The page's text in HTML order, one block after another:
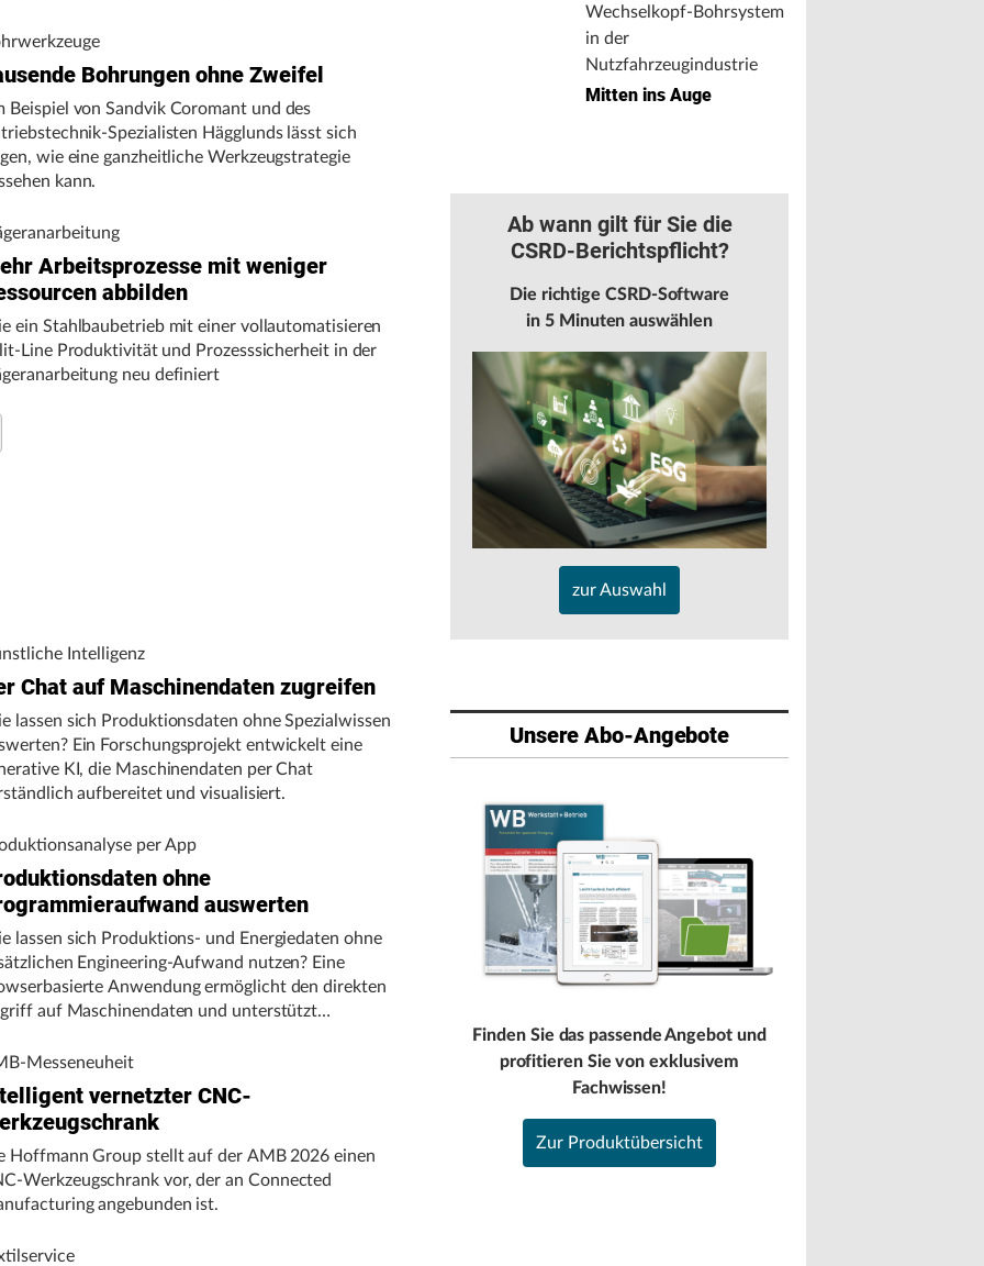
Bohrungen ohne Zweifel
Beispiel von Sandvik Coromant und des
Spezialisten Hägglunds lässt sich
wie eine ganzheitliche Werkzeugstrategie
kann.
Arbeitsprozesse mit weniger
abbilden
ein Stahlbaubetrieb mit einer vollautomatisieren
Line Produktivität und Prozesssicherheit in der
neu definiert
Intelligenz
Chat auf Maschinendaten zugreifen
lassen sich Produktionsdaten ohne Spezialwissen
Ein Forschungsprojekt entwickelt eine
KI, die Maschinendaten per Chat
aufbereitet und visualisiert.
per App
ohne
auswerten
lassen sich Produktions- und Energiedaten ohne
Engineering-Aufwand nutzen? Eine
Anwendung ermöglicht den direkten
auf Maschinendaten und unterstützt
Stillständen und Energieverbrauch.
Messeneuheit
vernetzter CNC-
Hoffmann Group stellt auf der AMB 2026 einen
Werkzeugschrank vor, der an Connected
angebunden ist.
Wechselkopf-Bohrsystem
in der
Nutzfahrzeugindustrie
Mitten ins Auge
Ab wann gilt für Sie die
CSRD-Berichtspflicht?
Die richtige CSRD-Software
in 5 Minuten auswählen
zur Auswahl
Unsere Abo-Angebote
Finden Sie das passende Angebot und
profitieren Sie von exklusivem
Fachwissen!
Zur Produktübersicht